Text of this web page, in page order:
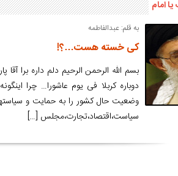
امام
به قلم: عبدالفاطمه
کی خسته هست…؟!
بسم الله الرحمن الرحیم دلم داره برا
دوباره کربلا فی یوم عاشورا… چرا
وضعیت حال کشور را به حمایت و
سیاست،اقتصاد،تجارت،مجلس […]